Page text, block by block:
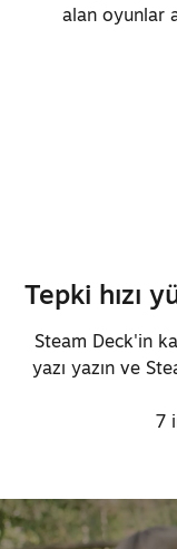
alan oyunlar
Tepki hızı
Steam Deck'in
yazı yazın ve
7